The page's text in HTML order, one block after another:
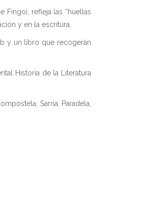
Fingoi, refleja las “huellas
y en la escritura.
y un libro que recogerán
Historia de la Literatura
Sarria, Paradela,